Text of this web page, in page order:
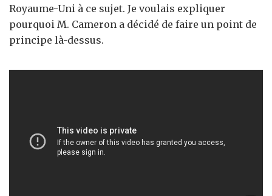
Royaume-Uni à ce sujet. Je voulais expliquer
pourquoi M. Cameron a décidé de faire un point de
principe là-dessus.